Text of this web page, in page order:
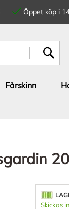
Öppet köp i
Fårskinn
Skickas